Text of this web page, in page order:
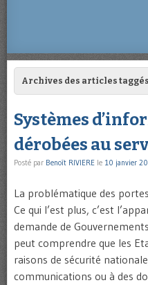
Archives des articles taggés
Systèmes
dérobées au
Posté par Benoît RIVIERE le 10 janvier
La problématique des
Ce qui l’est plus, c’est
demande de
peut comprendre que les
raisons de sécurité
communications ou à des